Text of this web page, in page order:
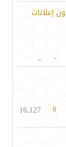
إعلانات
-
-
0
16,127